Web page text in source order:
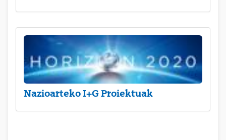
Nazioarteko I+G Proiektuak